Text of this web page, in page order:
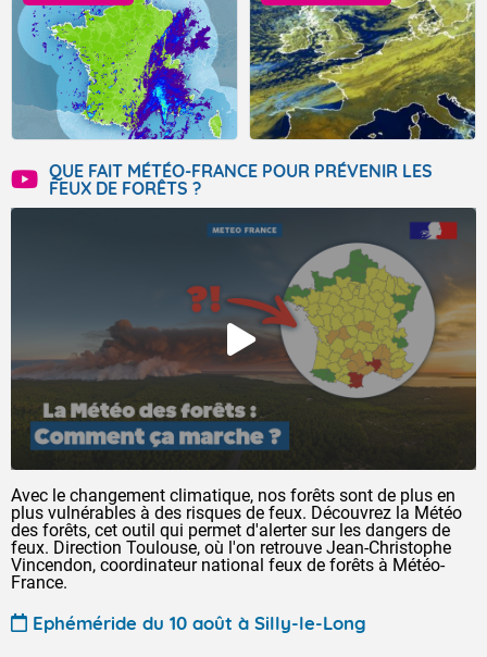
QUE FAIT MÉTÉO-FRANCE POUR PRÉVENIR LES
FEUX DE FORÊTS ?
Avec le changement climatique, nos forêts sont de plus en
plus vulnérables à des risques de feux. Découvrez la Météo
des forêts, cet outil qui permet d'alerter sur les dangers de
feux. Direction Toulouse, où l'on retrouve Jean-Christophe
Vincendon, coordinateur national feux de forêts à Météo-
France.
Ephéméride du 10 août à Silly-le-Long